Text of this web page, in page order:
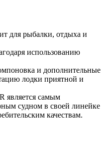
для рыбалки, отдыха и
использованию
и дополнительные
лодки приятной и
является самым
судном в своей линейке
качествам.